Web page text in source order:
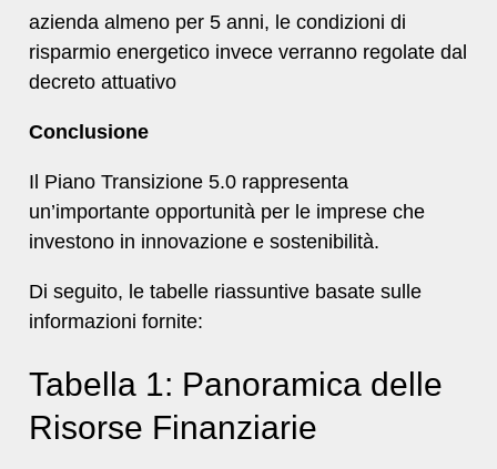
azienda almeno per 5 anni, le condizioni di
risparmio energetico invece verranno regolate dal
decreto attuativo
Conclusione
Il Piano Transizione 5.0 rappresenta
un’importante opportunità per le imprese che
investono in innovazione e sostenibilità.
Di seguito, le tabelle riassuntive basate sulle
informazioni fornite:
Tabella 1: Panoramica delle
Risorse Finanziarie